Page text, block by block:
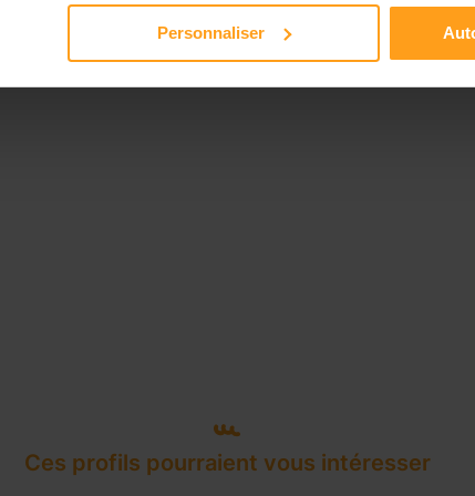
Personnaliser
Disponible de 00:00 à 00:00
Ces profils pourraient vous intéresser